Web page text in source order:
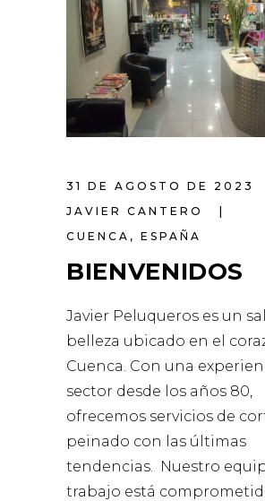
31 DE AGOSTO DE 2023
JAVIER CANTERO
CUENCA, ESPAÑA
BIENVENIDOS
Javier Peluqueros es un
belleza ubicado en el
Cuenca. Con una
sector desde los años 80,
ofrecemos servicios de
peinado con las últimas
tendencias. Nuestro
trabajo está